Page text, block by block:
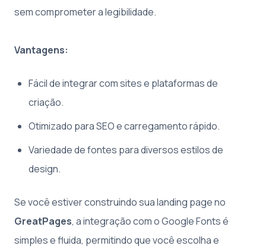
sem comprometer a legibilidade.
Vantagens:
Fácil de integrar com sites e plataformas de
criação.
Otimizado para SEO e carregamento rápido.
Variedade de fontes para diversos estilos de
design.
Se você estiver construindo sua landing page no
GreatPages, a integração com o Google Fonts é
simples e fluida, permitindo que você escolha e